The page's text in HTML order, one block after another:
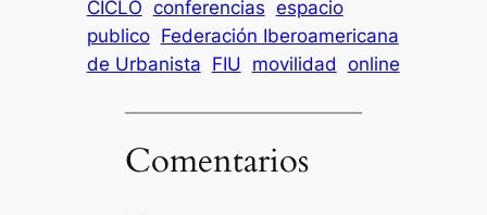
CICLO conferencias espacio
publico Federación Iberoamericana
de Urbanista FIU movilidad online
Comentarios